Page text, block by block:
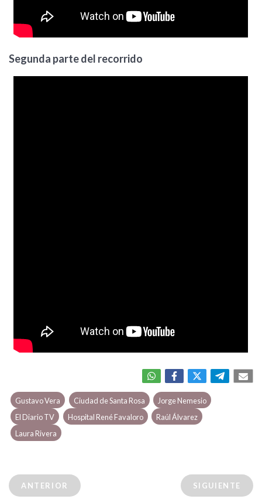
Segunda parte del recorrido
Gustavo Vera Ciudad de Santa Rosa
Jorge Nemesio
El Diario TV
Hospital René Favaloro
Raúl Álvarez
Laura Rivera
ANTERIOR SIGUIENTE